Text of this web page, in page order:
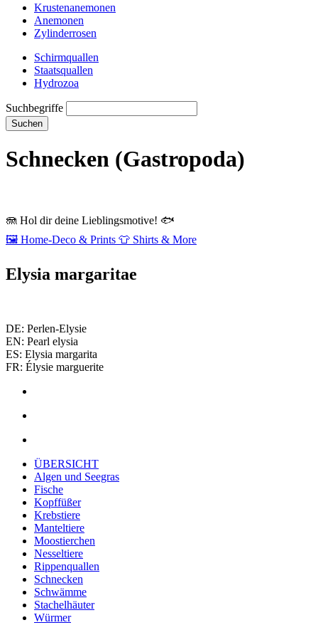
Krustenanemonen
Anemonen
Zylinderrosen
Schirmquallen
Staatsquallen
Hydrozoa
Suchbegriffe
Suchen
Schnecken (Gastropoda)
🪼 Hol dir deine Lieblingsmotive! 🐟
🖼️ Home‑Deco & Prints 👕 Shirts & More
Elysia margaritae
DE: Perlen-Elysie
EN: Pearl elysia
ES: Elysia margarita
FR: Élysie marguerite
ÜBERSICHT
Algen und Seegras
Fische
Kopffüßer
Krebstiere
Manteltiere
Moostierchen
Nesseltiere
Rippenquallen
Schnecken
Schwämme
Stachelhäuter
Würmer